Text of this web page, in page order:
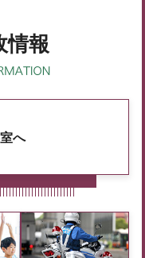
情報
へ